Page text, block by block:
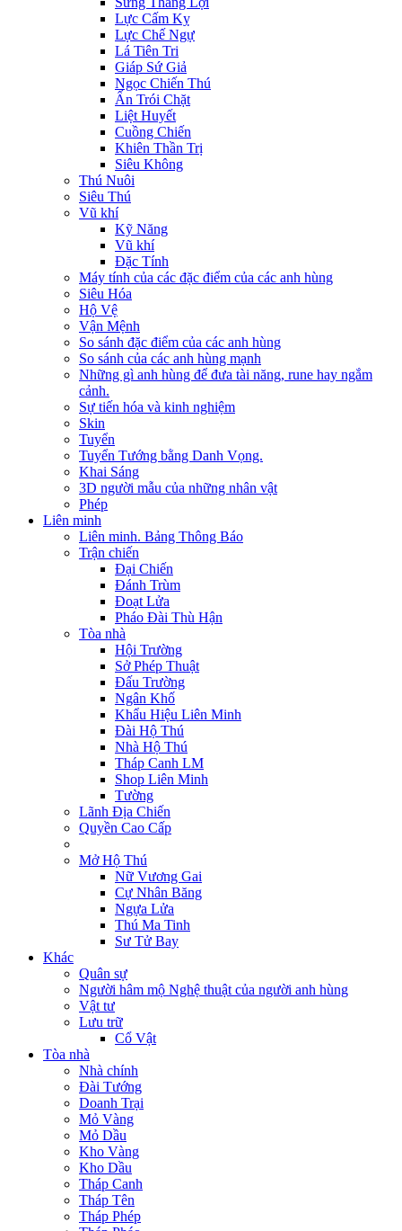
Lực Cấm Kỵ
Lực Chế Ngự
Lá Tiên Tri
Giáp Sứ Giả
Ngọc Chiến Thú
Ấn Trói Chặt
Liệt Huyết
Cuồng Chiến
Khiên Thần Trị
Siêu Không
Thú Nuôi
Siêu Thú
Vũ khí
Kỹ Năng
Vũ khí
Đặc Tính
Máy tính của các đặc điểm của các anh hùng
Siêu Hóa
Hộ Vệ
Vận Mệnh
So sánh đặc điểm của các anh hùng
So sánh của các anh hùng mạnh
Những gì anh hùng để đưa tài năng, rune hay ngắm
cảnh.
Sự tiến hóa và kinh nghiệm
Skin
Tuyển
Tuyển Tướng bằng Danh Vọng.
Khai Sáng
3D người mẫu của những nhân vật
Phép
Liên minh
Liên minh. Bảng Thông Báo
Trận chiến
Đại Chiến
Đánh Trùm
Đoạt Lửa
Pháo Đài Thù Hận
Tòa nhà
Hội Trường
Sở Phép Thuật
Đấu Trường
Ngân Khố
Khẩu Hiệu Liên Minh
Đài Hộ Thú
Nhà Hộ Thú
Tháp Canh LM
Shop Liên Minh
Tường
Lãnh Địa Chiến
Quyền Cao Cấp
Mở Hộ Thú
Nữ Vương Gai
Cự Nhân Băng
Ngựa Lửa
Thú Ma Tinh
Sư Tử Bay
Khác
Quân sự
Người hâm mộ Nghệ thuật của người anh hùng
Vật tư
Lưu trữ
Cổ Vật
Tòa nhà
Nhà chính
Đài Tướng
Doanh Trại
Mỏ Vàng
Mỏ Dầu
Kho Vàng
Kho Dầu
Tháp Canh
Tháp Tên
Tháp Phép